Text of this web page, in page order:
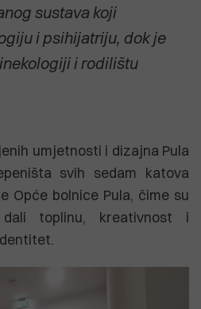
sustava koji
i psihijatriju, dok je
i rodilištu
umjetnosti i dizajna Pula
svih sedam katova
Opće bolnice Pula, čime su
dali toplinu, kreativnost i